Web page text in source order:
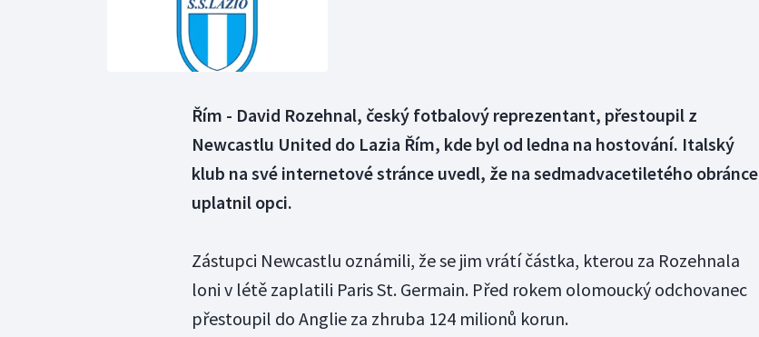
Řím - David Rozehnal, český fotbalový reprezentant, přestoupil z
Newcastlu United do Lazia Řím, kde byl od ledna na hostování. Italský
klub na své internetové stránce uvedl, že na sedmadvacetiletého obránce
uplatnil opci.
Zástupci Newcastlu oznámili, že se jim vrátí částka, kterou za Rozehnala
loni v létě zaplatili Paris St. Germain. Před rokem olomoucký odchovanec
přestoupil do Anglie za zhruba 124 milionů korun.